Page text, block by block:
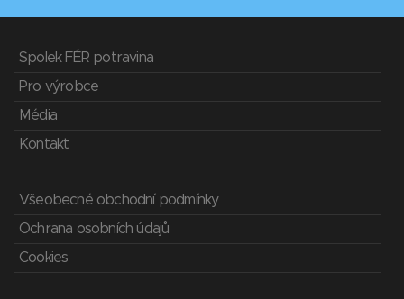
Spolek FÉR potravina
Pro výrobce
Média
Kontakt
Všeobecné obchodní podmínky
Ochrana osobních údajů
Cookies